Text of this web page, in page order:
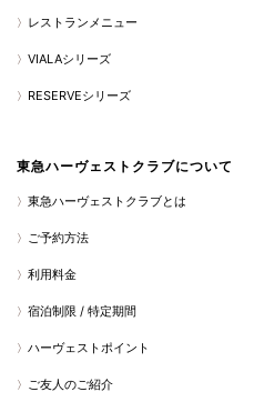
レストランメニュー
VIALAシリーズ
RESERVEシリーズ
東急ハーヴェストクラブについて
東急ハーヴェストクラブとは
ご予約方法
利用料金
宿泊制限 / 特定期間
ハーヴェストポイント
ご友人のご紹介